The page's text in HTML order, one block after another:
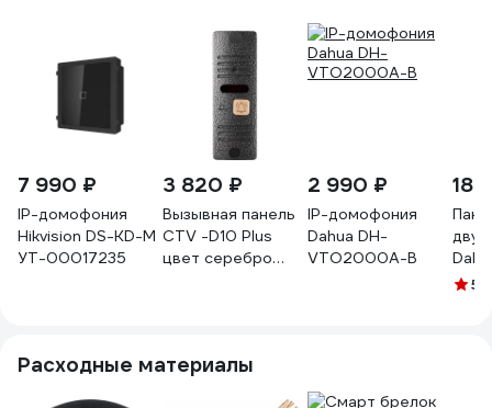
7 990 ₽
IP-домофония
Hikvision DS-KD-M
УТ-00017235
3 820 ₽
Вызывная панель
CTV -D10 Plus
цвет серебро
2 990 ₽
IP-домофония
Dahua DH-
VTO2000A-B
18
5
Расходные материалы